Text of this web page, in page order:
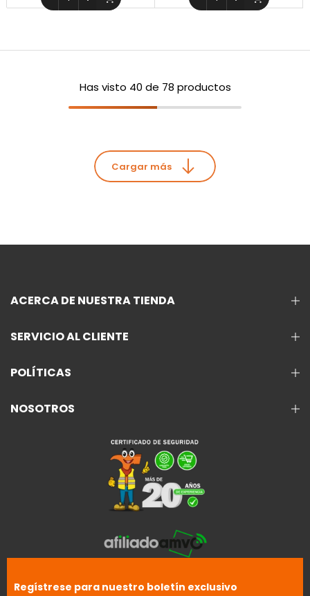
Has visto 40 de 78 productos
Cargar más
ACERCA DE NUESTRA TIENDA
SERVICIO AL CLIENTE
POLÍTICAS
NOSOTROS
Regístrese para nuestro boletín exclusivo